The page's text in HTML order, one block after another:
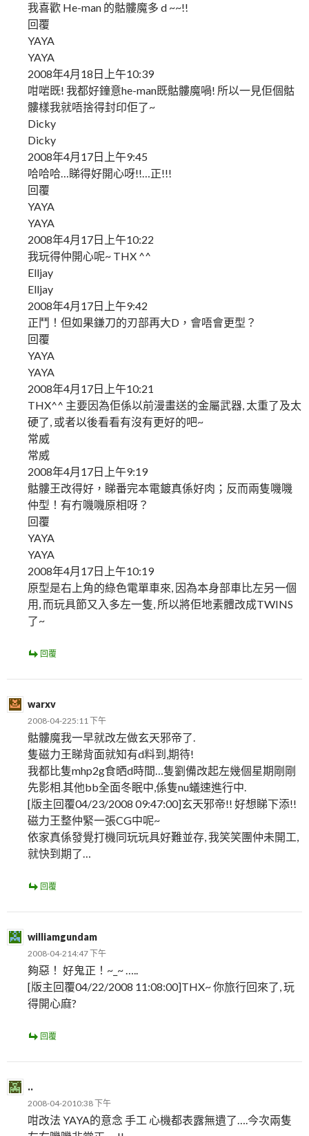
我喜歡 He-man 的骷髏魔多 d ~~!!
回覆
YAYA
YAYA
2008年4月18日上午10:39
咁啱既! 我都好鐘意he-man既骷髏魔喎! 所以一見佢個骷
髏樣我就唔捨得封印佢了~
Dicky
Dicky
2008年4月17日上午9:45
哈哈哈…睇得好開心呀!!…正!!!
回覆
YAYA
YAYA
2008年4月17日上午10:22
我玩得仲開心呢~ THX ^^
Elljay
Elljay
2008年4月17日上午9:42
正鬥！但如果鎌刀的刃部再大D，會唔會更型？
回覆
YAYA
YAYA
2008年4月17日上午10:21
THX^^ 主要因為佢係以前漫畫送的金屬武器, 太重了及太
硬了, 或者以後看看有沒有更好的吧~
常威
常威
2008年4月17日上午9:19
骷髏王改得好，睇番完本電鍍真係好肉；反而兩隻嘰嘰
仲型！有冇嘰嘰原相呀？
回覆
YAYA
YAYA
2008年4月17日上午10:19
原型是右上角的綠色電單車來, 因為本身部車比左另一個
用, 而玩具節又入多左一隻, 所以將佢地素體改成TWINS
了~
回覆
warxv
2008-04-225:11 下午
骷髏魔我一早就改左做玄天邪帝了.
隻磁力王睇背面就知有d料到,期待!
我都比隻mhp2g食晒d時間…隻劉備改起左幾個星期剛剛
先影相.其他bb全面冬眠中,係隻nu蟻速進行中.
[版主回覆04/23/2008 09:47:00]玄天邪帝!! 好想睇下添!!
磁力王整仲緊一張CG中呢~
依家真係發覺打機同玩玩具好難並存, 我笑笑團仲未開工,
就快到期了…
回覆
williamgundam
2008-04-214:47 下午
夠惡！ 好鬼正！~_~ …..
[版主回覆04/22/2008 11:08:00]THX~ 你旅行回來了, 玩
得開心麻?
回覆
..
2008-04-2010:38 下午
咁改法 YAYA的意念 手工 心機都表露無遺了….今次兩隻